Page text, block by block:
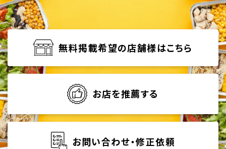
無料掲載希望の店舗様はこちら
お店を推薦する
お問い合わせ・修正依頼